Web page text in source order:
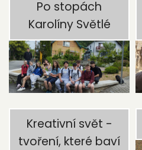
Po stopách
Karolíny Světlé
Kreativní svět -
tvoření, které baví